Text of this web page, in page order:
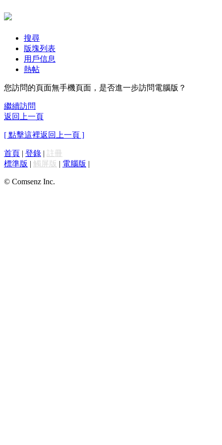
搜尋
版塊列表
用戶信息
熱帖
您訪問的頁面無手機頁面，是否進一步訪問電腦版？
繼續訪問
返回上一頁
[ 點擊這裡返回上一頁 ]
首頁 | 登錄 | 註冊
標準版 | 觸屏版 | 電腦版 |
© Comsenz Inc.